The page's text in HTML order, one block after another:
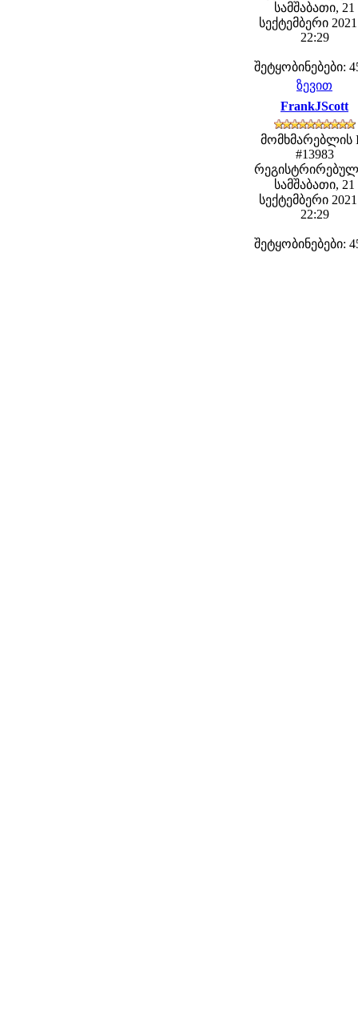
სამშაბათი, 21
სექტემბერი
22:29
შეტყობინებები:
ზევით
FrankJScott
მომხმარებლის
#13983
სამშაბათი, 21
სექტემბერი
22:29
შეტყობინებები: